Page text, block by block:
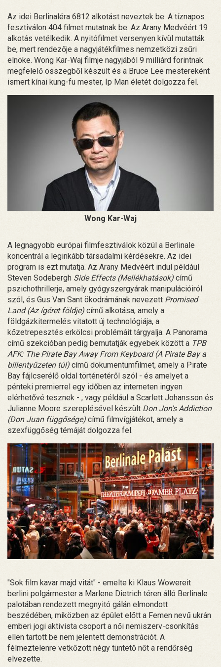
Az idei Berlinaléra 6812 alkotást neveztek be. A tíznapos
fesztiválon 404 filmet mutatnak be. Az Arany Medvéért 19
alkotás vetélkedik. A nyitófilmet versenyen kívül mutatták
be, mert rendezője a nagyjátékfilmes nemzetközi zsűri
elnöke. Wong Kar-Waj filmje nagyjából 9 milliárd forintnak
megfelelő összegből készült és a Bruce Lee mestereként
ismert kínai kung-fu mester, Ip Man életét dolgozza fel.
Wong Kar-Waj
A legnagyobb európai filmfesztiválok közül a Berlinale
koncentrál a leginkább társadalmi kérdésekre. Az idei
program is ezt mutatja. Az Arany Medvéért indul például
Steven Sodebergh Side Effects (Mellékhatások) című
pszichothrillerje, amely gyógyszergyárak manipulációiról
szól, és Gus Van Sant ökodrámának nevezett Promised
Land (Az ígéret földje) című alkotása, amely a
földgázkitermelés vitatott új technológiája, a
kőzetrepesztés erkölcsi problémáit tárgyalja. A Panorama
című szekcióban pedig bemutatják egyebek között a TPB
AFK: The Pirate Bay Away From Keyboard (A Pirate Bay a
billentyűzeten túl) című dokumentumfilmet, amely a Pirate
Bay fájlcserélő oldal történetéről szól - és amelyet a
pénteki premierrel egy időben az interneten ingyen
elérhetővé tesznek - , vagy például a Scarlett Johansson és
Julianne Moore szereplésével készült Don Jon's Addiction
(Don Juan függősége) című filmvígjátékot, amely a
szexfüggőség témáját dolgozza fel.
"Sok film kavar majd vitát" - emelte ki Klaus Wowereit
berlini polgármester a Marlene Dietrich téren álló Berlinale
palotában rendezett megnyitó gálán elmondott
beszédében, miközben az épület előtt a Femen nevű ukrán
emberi jogi aktivista csoport a női nemiszerv-csonkítás
ellen tartott be nem jelentett demonstrációt. A
félmeztelenre vetkőzött négy tüntető nőt a rendőrség
elvezette.